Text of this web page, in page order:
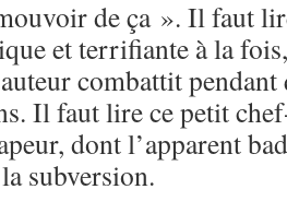
de ça ». Il faut
et terrifiante à la
combattit pendant
Il faut lire ce petit
dont l’apparent
subversion.